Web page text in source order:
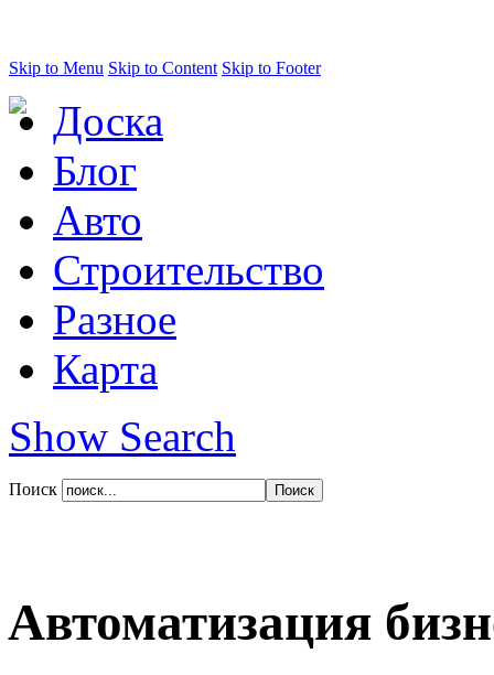
Skip to Menu Skip to Content Skip to Footer
Доска
Блог
Авто
Строительство
Разное
Карта
Show Search
Поиск
Автоматизация